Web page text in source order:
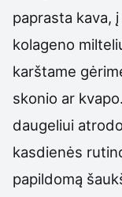
paprasta kava,
kolageno
karštame
skonio ar
daugeliui
kasdienės
papildomą